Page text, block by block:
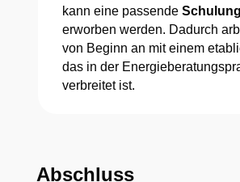
kann eine passende
erworben werden. Dadurch
von Beginn an mit einem
das in der
verbreitet ist.
Abschluss